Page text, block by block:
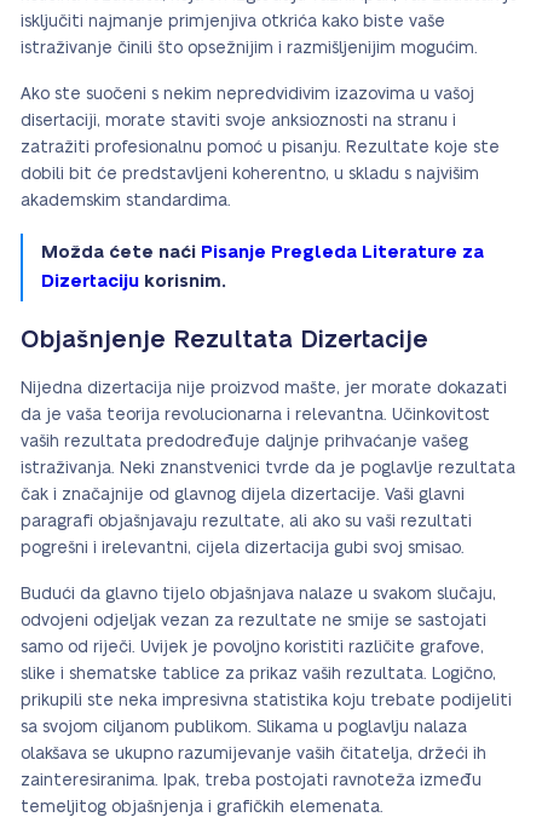
isključiti najmanje primjenjiva otkrića kako biste vaše
istraživanje činili što opsežnijim i razmišljenijim mogućim.
Ako ste suočeni s nekim nepredvidivim izazovima u vašoj
disertaciji, morate staviti svoje anksioznosti na stranu i
zatražiti profesionalnu pomoć u pisanju. Rezultate koje ste
dobili bit će predstavljeni koherentno, u skladu s najvišim
akademskim standardima.
Možda ćete naći Pisanje Pregleda Literature za
Dizertaciju korisnim.
Objašnjenje Rezultata Dizertacije
Nijedna dizertacija nije proizvod mašte, jer morate dokazati
da je vaša teorija revolucionarna i relevantna. Učinkovitost
vaših rezultata predodređuje daljnje prihvaćanje vašeg
istraživanja. Neki znanstvenici tvrde da je poglavlje rezultata
čak i značajnije od glavnog dijela dizertacije. Vaši glavni
paragrafi objašnjavaju rezultate, ali ako su vaši rezultati
pogrešni i irelevantni, cijela dizertacija gubi svoj smisao.
Budući da glavno tijelo objašnjava nalaze u svakom slučaju,
odvojeni odjeljak vezan za rezultate ne smije se sastojati
samo od riječi. Uvijek je povoljno koristiti različite grafove,
slike i shematske tablice za prikaz vaših rezultata. Logično,
prikupili ste neka impresivna statistika koju trebate podijeliti
sa svojom ciljanom publikom. Slikama u poglavlju nalaza
olakšava se ukupno razumijevanje vaših čitatelja, držeći ih
zainteresiranima. Ipak, treba postojati ravnoteža između
temeljitog objašnjenja i grafičkih elemenata.